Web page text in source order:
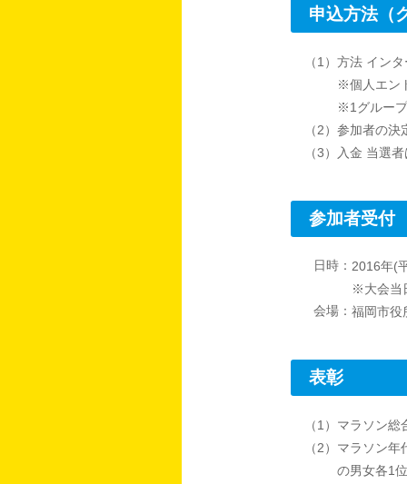
申込方法（
（1）方法 イン
※個人エン
※1グルー
（2）参加者の
（3）入金 当選
参加者受付
日時： 2016年(
※大会当
会場： 福岡市役
表彰
（1）マラソン
（2）マラソン
の男女各1